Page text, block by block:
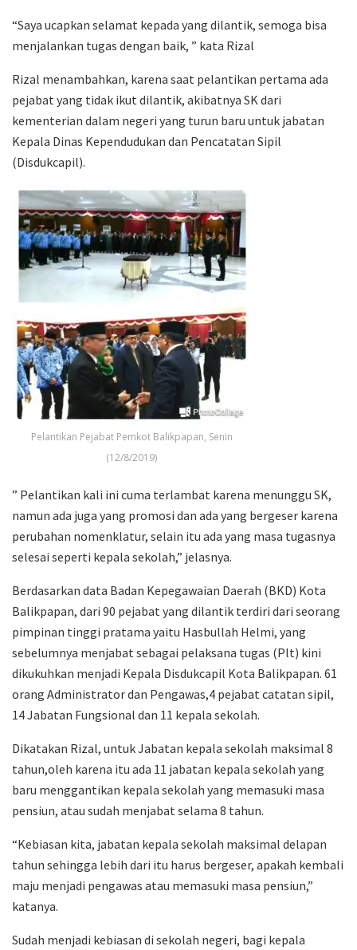
“Saya ucapkan selamat kepada yang dilantik, semoga bisa
menjalankan tugas dengan baik, ” kata Rizal
Rizal menambahkan, karena saat pelantikan pertama ada
pejabat yang tidak ikut dilantik, akibatnya SK dari
kementerian dalam negeri yang turun baru untuk jabatan
Kepala Dinas Kependudukan dan Pencatatan Sipil
(Disdukcapil).
Pelantikan Pejabat Pemkot Balikpapan, Senin
(12/8/2019)
” Pelantikan kali ini cuma terlambat karena menunggu SK,
namun ada juga yang promosi dan ada yang bergeser karena
perubahan nomenklatur, selain itu ada yang masa tugasnya
selesai seperti kepala sekolah,” jelasnya.
Berdasarkan data Badan Kepegawaian Daerah (BKD) Kota
Balikpapan, dari 90 pejabat yang dilantik terdiri dari seorang
pimpinan tinggi pratama yaitu Hasbullah Helmi, yang
sebelumnya menjabat sebagai pelaksana tugas (Plt) kini
dikukuhkan menjadi Kepala Disdukcapil Kota Balikpapan. 61
orang Administrator dan Pengawas,4 pejabat catatan sipil,
14 Jabatan Fungsional dan 11 kepala sekolah.
Dikatakan Rizal, untuk Jabatan kepala sekolah maksimal 8
tahun,oleh karena itu ada 11 jabatan kepala sekolah yang
baru menggantikan kepala sekolah yang memasuki masa
pensiun, atau sudah menjabat selama 8 tahun.
“Kebiasan kita, jabatan kepala sekolah maksimal delapan
tahun sehingga lebih dari itu harus bergeser, apakah kembali
maju menjadi pengawas atau memasuki masa pensiun,”
katanya.
Sudah menjadi kebiasan di sekolah negeri, bagi kepala